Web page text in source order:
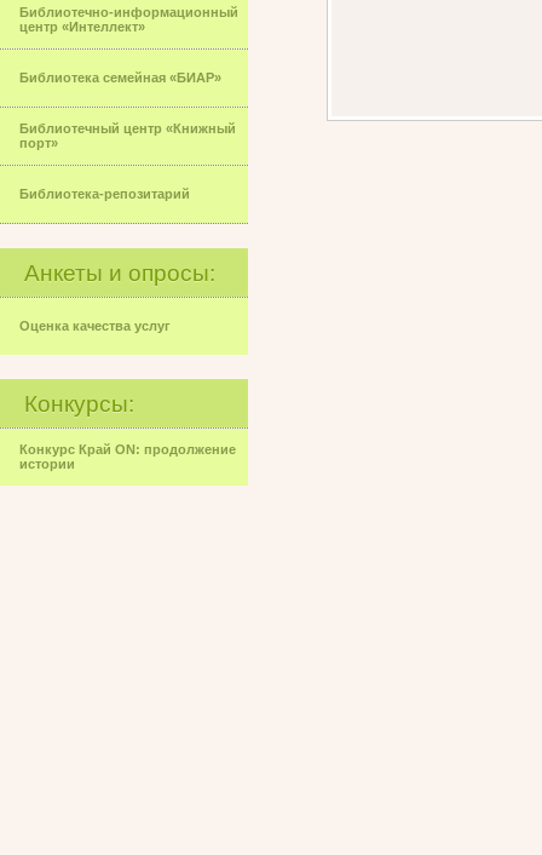
Библиотечно-информационный
центр «Интеллект»
Библиотека семейная «БИАР»
Библиотечный центр «Книжный
порт»
Библиотека-репозитарий
Анкеты и опросы:
Оценка качества услуг
Конкурсы:
Конкурс Край ON: продолжение
истории